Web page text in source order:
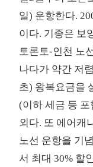
일) 운항한다.
이다. 기종은 보
토론토-인천 노
나다가 약간 저
초) 왕복요금을
(이하 세금 등 포
외다. 또 에어캐
노선 운항을 기
서 최대 30% 할